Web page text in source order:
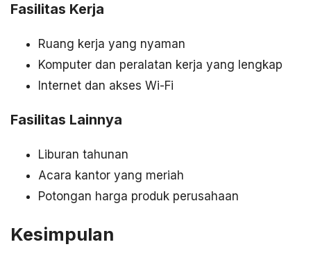
Fasilitas Kerja
Ruang kerja yang nyaman
Komputer dan peralatan kerja yang lengkap
Internet dan akses Wi-Fi
Fasilitas Lainnya
Liburan tahunan
Acara kantor yang meriah
Potongan harga produk perusahaan
Kesimpulan